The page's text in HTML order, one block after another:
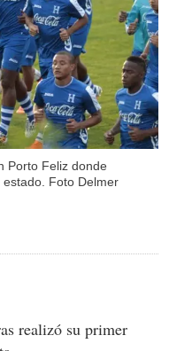
Porto Feliz donde
Foto Delmer
realizó su primer